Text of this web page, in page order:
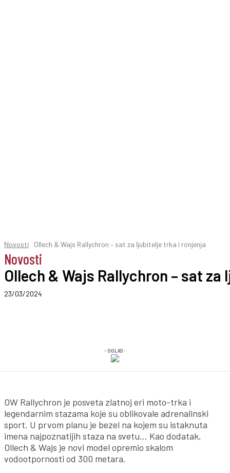
Novosti Ollech & Wajs Rallychron – sat za ljubitelje trka i ronjenja
Novosti
Ollech & Wajs Rallychron – sat
23/03/2024
- OGLAS -
OW Rallychron je posveta zlatnoj eri moto-trka i
legendarnim stazama koje su oblikovale adrenalinski
sport. U prvom planu je bezel na kojem su istaknuta
imena najpoznatijih staza na svetu… Kao dodatak,
Ollech & Wajs je novi model opremio skalom
vodootpornosti od 300 metara.